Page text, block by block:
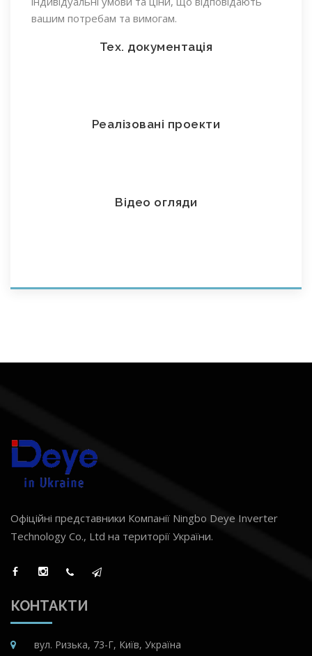
вашим потребам та вимогам.
Тех. документація
Реалізовані проекти
Відео огляди
Офіційні представники Компанії Ningbo Deye Inverter
Technology Co., Ltd на території України.
КОНТАКТИ
вул. Ризька, 73-Г, Київ, Україна